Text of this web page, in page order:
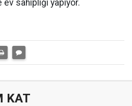
ev sahipliği yapıyor.
KAT